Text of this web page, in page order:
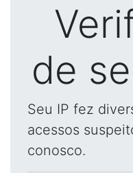
de
Seu IP fez
acessos
conosco.